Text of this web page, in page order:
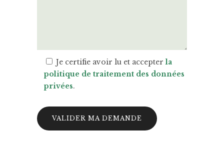
Je certifie avoir lu et accepterla
politique de traitement des données
privées.